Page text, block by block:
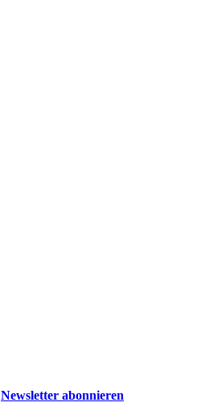
Newsletter abonnieren